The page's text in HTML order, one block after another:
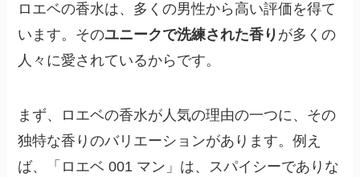
ロエベの香水は、多くの男性から高い評価を得て
います。そのユニークで洗練された香り が多くの
人々に愛されているからです。
まず、ロエベの香水が人気の理由の一つに、その
独特な香りのバリエーションがあります。例え
ば、「ロエベ 001 マン」は、スパイシーでありな